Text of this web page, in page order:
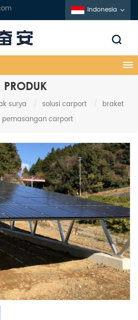
Indonesia
PRODUK
surya / solusi carport /
braket
pemasangan carport